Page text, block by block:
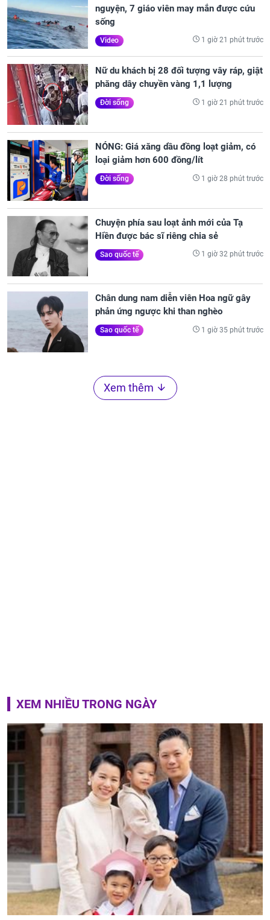
nguyện, 7 giáo viên may mắn được cứu
sống
Video 1 giờ 21 phút trước
Nữ du khách bị 28 đối tượng vây ráp, giật
phăng dây chuyền vàng 1,1 lượng
Đời sống 1 giờ 21 phút trước
NÓNG: Giá xăng dầu đồng loạt giảm, có
loại giảm hơn 600 đồng/lít
Đời sống 1 giờ 28 phút trước
Chuyện phía sau loạt ảnh mới của Tạ
Hiền được bác sĩ riêng chia sẻ
Sao quốc tế 1 giờ 32 phút trước
Chân dung nam diễn viên Hoa ngữ gây
phản ứng ngược khi than nghèo
Sao quốc tế 1 giờ 35 phút trước
Xem thêm
XEM NHIỀU TRONG NGÀY